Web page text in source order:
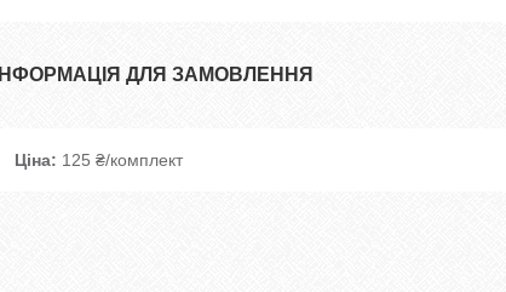
ІНФОРМАЦІЯ ДЛЯ ЗАМОВЛЕННЯ
Ціна: 125 ₴/комплект